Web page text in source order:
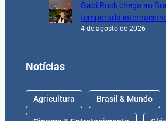
Gabi Rock chega ao
temporada
4 de agosto de 2026
Notícias
Agricultura Brasil & Mundo